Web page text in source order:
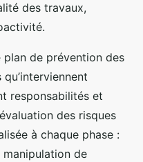
des travaux,
plan de prévention des
responsabilités et
des risques
à chaque phase :
manipulation de